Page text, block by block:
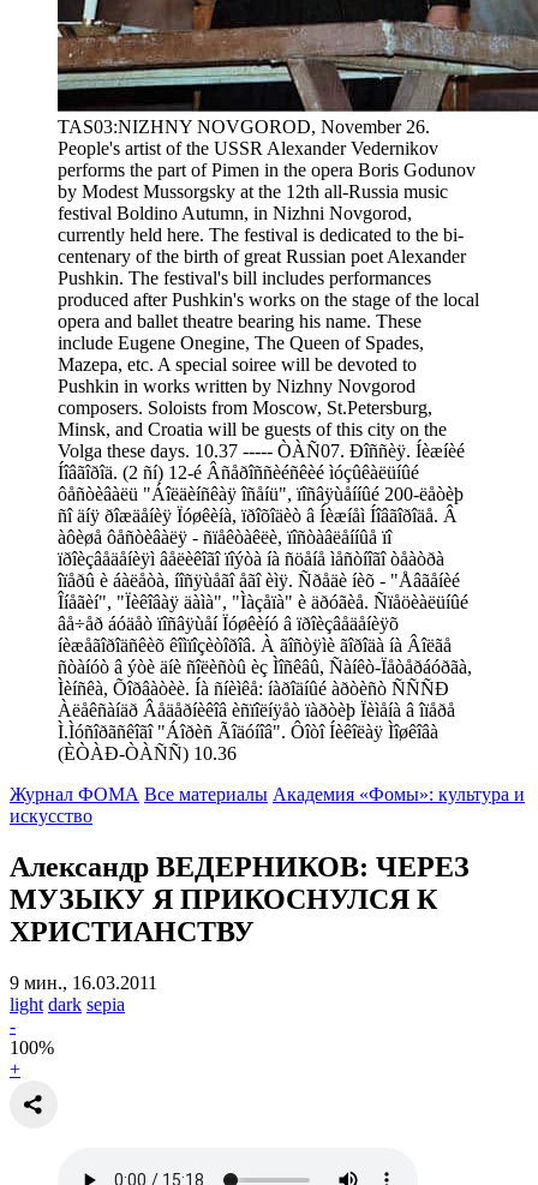
TAS03:NIZHNY NOVGOROD, November 26.
People's artist of the USSR Alexander Vedernikov
performs the part of Pimen in the opera Boris Godunov
by Modest Mussorgsky at the 12th all-Russia music
festival Boldino Autumn, in Nizhni Novgorod,
currently held here. The festival is dedicated to the bi-
centenary of the birth of great Russian poet Alexander
Pushkin. The festival's bill includes performances
produced after Pushkin's works on the stage of the local
opera and ballet theatre bearing his name. These
include Eugene Onegine, The Queen of Spades,
Mazepa, etc. A special soiree will be devoted to
Pushkin in works written by Nizhny Novgorod
composers. Soloists from Moscow, St.Petersburg,
Minsk, and Croatia will be guests of this city on the
Volga these days. 10.37 ----- ÒÀÑ07. Ðîññèÿ. Íèæíèé
Íîâãîðîä. (2 ñí) 12-é Âñåðîññèéñêèé ìóçûêàëüíûé
ôåñòèâàëü "Áîëäèíñêàÿ îñåíü", ïîñâÿùåííûé 200-ëåòèþ
ñî äíÿ ðîæäåíèÿ Ïóøêèíà, ïðîõîäèò â Íèæíåì Íîâãîðîäå. Â
àôèøå ôåñòèâàëÿ - ñïåêòàêëè, ïîñòàâëåííûå ïî
ïðîèçâåäåíèÿì âåëèêîãî ïîýòà íà ñöåíå ìåñòíîãî òåàòðà
îïåðû è áàëåòà, íîñÿùåãî åãî èìÿ. Ñðåäè íèõ - "Åâãåíèé
Îíåãèí", "Ïèêîâàÿ äàìà", "Ìàçåïà" è äðóãèå. Ñïåöèàëüíûé
âå÷åð áóäåò ïîñâÿùåí Ïóøêèíó â ïðîèçâåäåíèÿõ
íèæåãîðîäñêèõ êîìïîçèòîðîâ. À ãîñòÿìè ãîðîäà íà Âîëãå
ñòàíóò â ýòè äíè ñîëèñòû èç Ìîñêâû, Ñàíêò-Ïåòåðáóðãà,
Ìèíñêà, Õîðâàòèè. Íà ñíèìêå: íàðîäíûé àðòèñò ÑÑÑÐ
Àëåêñàíäð Âåäåðíèêîâ èñïîëíÿåò ïàðòèþ Ïèìåíà â îïåðå
Ì.Ìóñîðãñêîãî "Áîðèñ Ãîäóíîâ". Ôîòî Íèêîëàÿ Ìîøêîâà
(ÈÒÀÐ-ÒÀÑÑ) 10.36
Журнал ФОМА Все материалы Академия «Фомы»: культура и
искусство
Александр ВЕДЕРНИКОВ: ЧЕРЕЗ
МУЗЫКУ Я ПРИКОСНУЛСЯ К
ХРИСТИАНСТВУ
9 мин., 16.03.2011
light dark sepia
-
100%
+